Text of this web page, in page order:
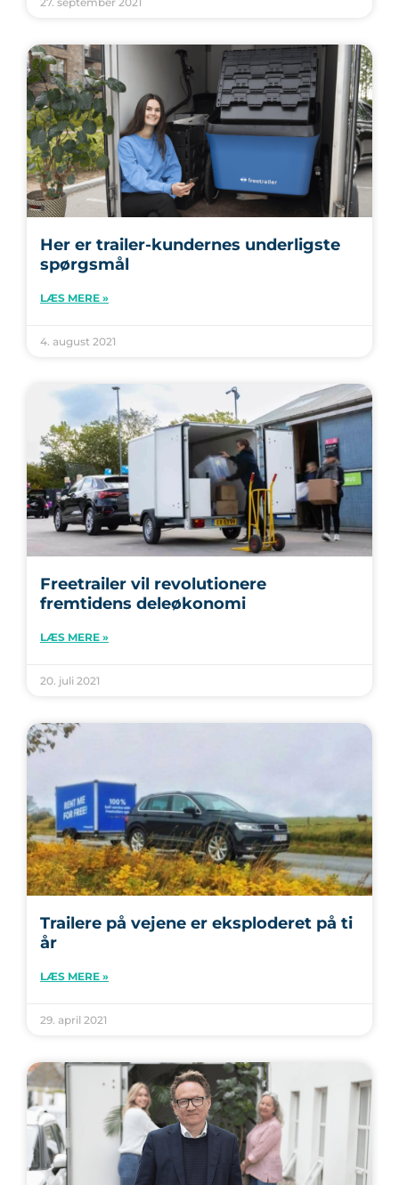
Her er trailer-kundernes underligste
spørgsmål
LÆS MERE »
4. august 2021
Freetrailer vil revolutionere
fremtidens deleøkonomi
LÆS MERE »
20. juli 2021
Trailere på vejene er eksploderet på ti
år
LÆS MERE »
29. april 2021